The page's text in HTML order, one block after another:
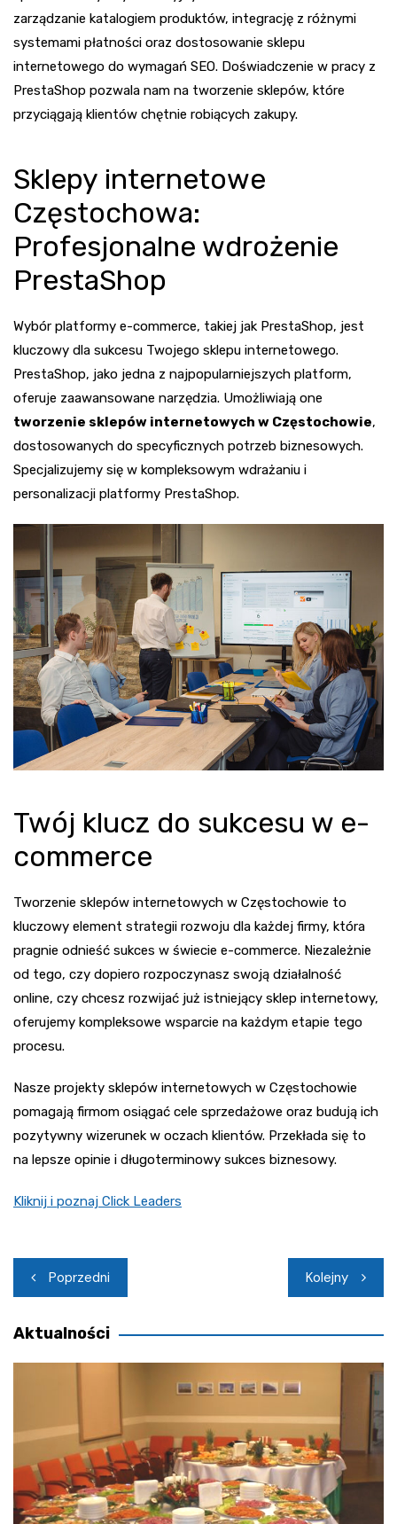
zarządzanie katalogiem produktów, integrację z różnymi
systemami płatności oraz dostosowanie sklepu
internetowego do wymagań SEO. Doświadczenie w pracy z
PrestaShop pozwala nam na tworzenie sklepów, które
przyciągają klientów chętnie robiących zakupy.
Sklepy internetowe
Częstochowa:
Profesjonalne wdrożenie
PrestaShop
Wybór platformy e-commerce, takiej jak PrestaShop, jest
kluczowy dla sukcesu Twojego sklepu internetowego.
PrestaShop, jako jedna z najpopularniejszych platform,
oferuje zaawansowane narzędzia. Umożliwiają one
tworzenie sklepów internetowych w Częstochowie,
dostosowanych do specyficznych potrzeb biznesowych.
Specjalizujemy się w kompleksowym wdrażaniu i
personalizacji platformy PrestaShop.
Twój klucz do sukcesu w e-
commerce
Tworzenie sklepów internetowych w Częstochowie to
kluczowy element strategii rozwoju dla każdej firmy, która
pragnie odnieść sukces w świecie e-commerce. Niezależnie
od tego, czy dopiero rozpoczynasz swoją działalność
online, czy chcesz rozwijać już istniejący sklep internetowy,
oferujemy kompleksowe wsparcie na każdym etapie tego
procesu.
Nasze projekty sklepów internetowych w Częstochowie
pomagają firmom osiągać cele sprzedażowe oraz budują ich
pozytywny wizerunek w oczach klientów. Przekłada się to
na lepsze opinie i długoterminowy sukces biznesowy.
Kliknij i poznaj Click Leaders
Nawigacja
wpisu
Poprzedni Kolejny
Aktualności